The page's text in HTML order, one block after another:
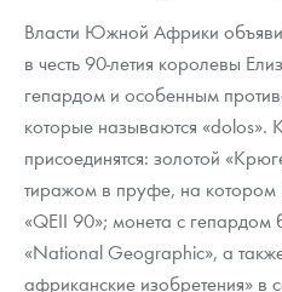
Аксессуары
Гарри Поттер
Год Лошади
Флот: ледоколы и корабли
Жетоны "Необыкновенные
Памятка для работы с монетами из
Условия возврата
Монеты
Политика конфиденциальности
Политика использования Cookies
Скупка слитков
Наши преимущества
Пресс-служба
Власти Южной Африки
в честь 90-летия королевы
гепардом и особенным
которые называются «dolos».
присоединятся: золотой
тиражом в пруфе, на котором
«QEII 90»; монета с
«National Geographic», а
африканские изобретения» в